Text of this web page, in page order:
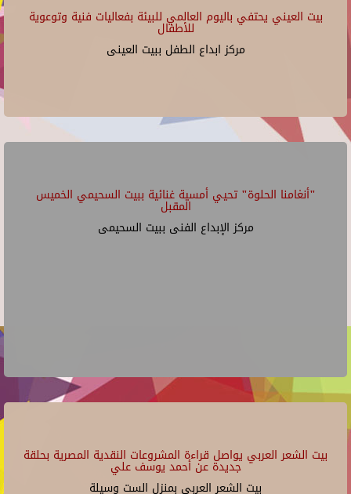
بيت العيني يحتفي باليوم العالمي للبيئة بفعاليات فنية وتوعوية
للأطفال
مركز ابداع الطفل ببيت العينى
"أنغامنا الحلوة" تحيي أمسية غنائية ببيت السحيمي الخميس
المقبل
مركز الإبداع الفنى ببيت السحيمى
بيت الشعر العربي يواصل قراءة المشروعات النقدية المصرية بحلقة
جديدة عن أحمد يوسف علي
بيت الشعر العربي بمنزل الست وسيلة